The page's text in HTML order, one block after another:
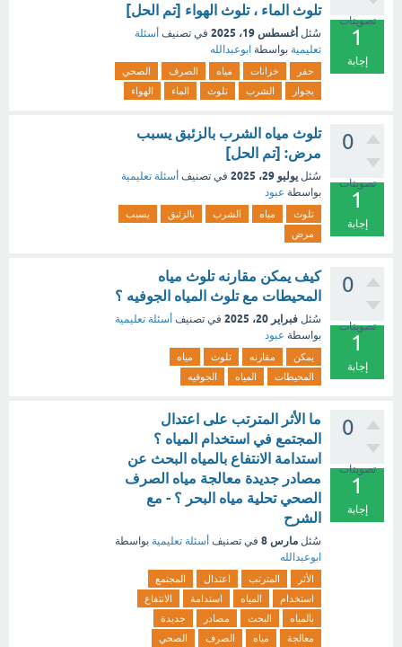
تصويتات
1
إجابة
تلوث الماء ، تلوث الهواء [تم الحل]
سُئل أغسطس 19، 2025 في تصنيف أسئلة
تعليمية بواسطة ابوعبدالله
حفر خزانات مياه الصرف
الصحي
بجوار
الشرب تلوث الماء الهواء
0
تصويتات
1
إجابة
تلوث مياه الشرب بالزئبق يسبب
مرض: [تم الحل]
سُئل يوليو 29، 2025 في تصنيف أسئلة تعليمية
بواسطة عبود
تلوث مياه الشرب بالزئبق
يسبب
مرض
0
تصويتات
1
إجابة
كيف يمكن مقارنه تلوث مياه
المحيطات مع تلوث المياه الجوفيه ؟
سُئل فبراير 20، 2025 في تصنيف أسئلة تعليمية
بواسطة عبود
يمكن مقارنه تلوث
مياه
المحيطات
المياه الجوفيه
0
تصويتات
1
إجابة
ما الأثر المترتب على اعتدال
المجتمع في استخدام المياه ؟
استدامة الانتفاع بالمياه البحث عن
مصادر جديدة معالجة مياه الصرف
الصحي تحلية مياه البحر ؟ - مع
الشرح
سُئل مارس 8 في تصنيف أسئلة تعليمية بواسطة
ابوعبدالله
الأثر المترتب اعتدال
المجتمع
استخدام
المياه استدامة
الانتفاع
بالمياه
البحث مصادر
جديدة
معالجة
مياه الصرف الصحي